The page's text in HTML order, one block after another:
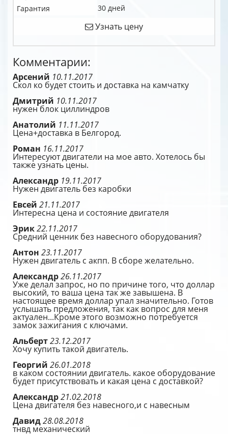
Гарантия
30 дней
Узнать цену
Комментарии:
Арсений 10.11.2017
Скол ко будет стоить и доставка на камчатку
Дмитрий 10.11.2017
нужен блок циллиндров
Анатолий 11.11.2017
Цена+доставка в Белгород.
Роман 16.11.2017
Интересуют двигатели на мое авто. Хотелось бы
также узнать цены.
Александр 19.11.2017
Нужен двигатель без каробки
Евсей 21.11.2017
Интересна цена и состояние двигателя
Эрик22.11.2017
Средний ценник без навесного оборудования?
Антон 23.11.2017
Нужен двигатель с акпп. В сборе желательно.
Александр26.11.2017
Уже делал запрос, но по причине того, что доллар
высокий, то ваша цена так же завышена. В
настоящее время доллар упал значительно. Готов
услышать предложения, так как вопрос для меня
актуален...Кроме этого возможно потребуется
замок зажигания с ключами.
Альберт23.12.2017
Хочу купить такой двигатель.
Георгий 26.01.2018
в каком состоянии двигатель. какое оборудование
будет присутствовать и какая цена с доставкой?
Александр21.02.2018
Цена двигателя без навесного,и с навесным
Давид28.08.2018
тнвд механический